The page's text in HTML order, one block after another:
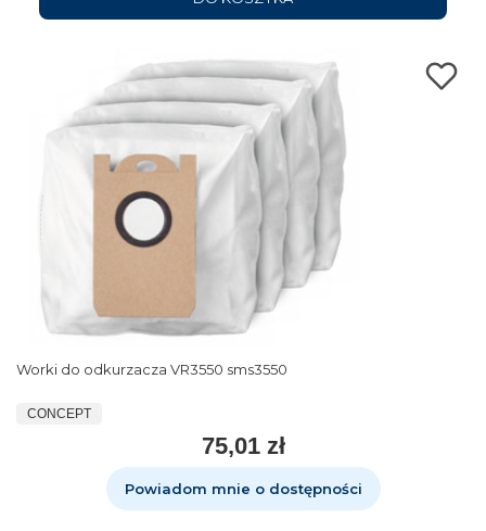
Worki do odkurzacza VR3550 sms3550
CONCEPT
75,01 zł
Powiadom mnie o dostępności